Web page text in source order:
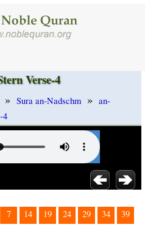
Verse-4
» Sura an-Nadschm » an-
4
7 14 19 24 29 34
39